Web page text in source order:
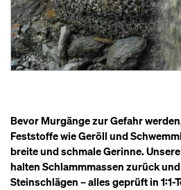
Bevor Murgänge zur Gefahr
Feststoffe wie Geröll und
breite und schmale Gerinne.
halten Schlammmassen zurück
Steinschlägen – alles geprüft in 1:1-